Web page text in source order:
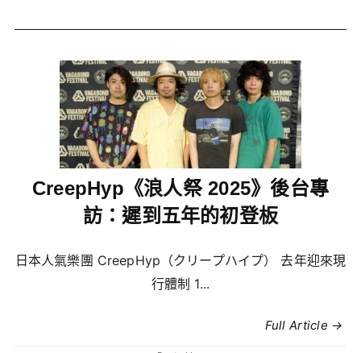
CreepHyp《浪人祭 2025》後台專
訪：遲到五年的初登板
日本人氣樂團 CreepHyp（クリープハイプ） 去年迎來現
行體制 1...
Full Article →